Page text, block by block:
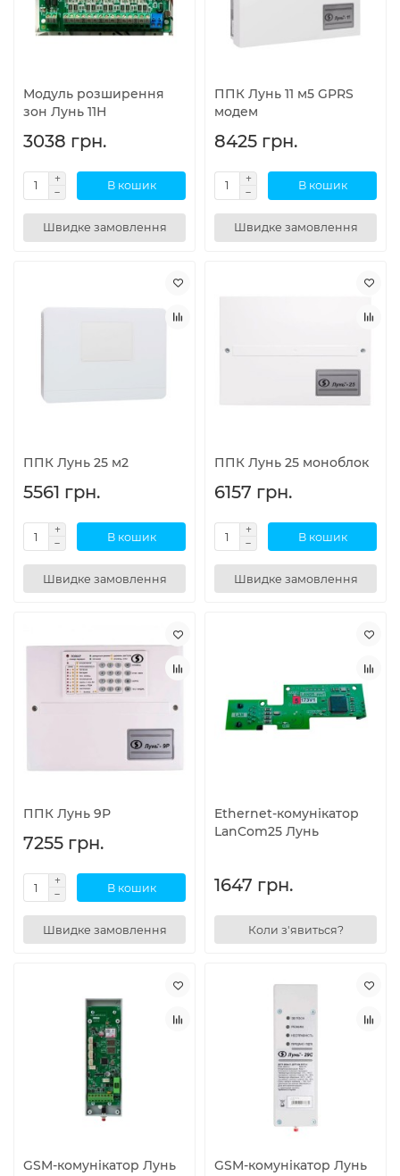
Модуль розширення
зон Лунь 11Н
3038 грн.
В кошик
Швидке замовлення
ППК Лунь 11 м5 GPRS
модем
8425 грн.
В кошик
Швидке замовлення
ППК Лунь 25 м2
5561 грн.
В кошик
Швидке замовлення
ППК Лунь 25 моноблок
6157 грн.
В кошик
Швидке замовлення
ППК Лунь 9Р
7255 грн.
В кошик
Швидке замовлення
Ethernet-комунікатор
LanCom25 Лунь
1647 грн.
Коли з'явиться?
GSM-комунікатор Лунь
GSM-комунікатор Лунь